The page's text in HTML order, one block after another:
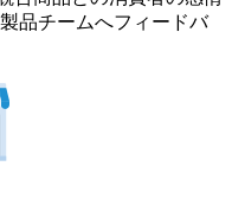
品チームへフィードバ